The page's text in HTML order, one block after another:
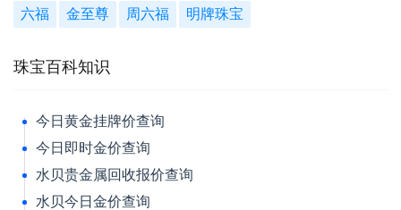
六福 金至尊 周六福 明牌珠宝
珠宝百科知识
今日黄金挂牌价查询
今日即时金价查询
水贝贵金属回收报价查询
水贝今日金价查询